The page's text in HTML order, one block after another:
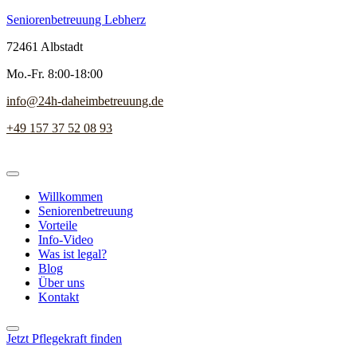
Seniorenbetreuung Lebherz
72461 Albstadt
Mo.-Fr. 8:00-18:00
info@24h-daheimbetreuung.de
+49 157 37 52 08 93
Willkommen
Seniorenbetreuung
Vorteile
Info-Video
Was ist legal?
Blog
Über uns
Kontakt
Jetzt Pflegekraft finden